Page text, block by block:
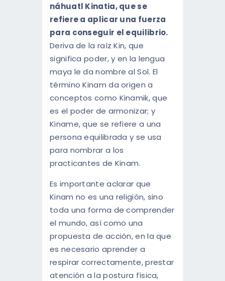
náhuatl Kinatia, que se
refiere a aplicar una fuerza
para conseguir el equilibrio.
Deriva de la raíz Kin, que
significa poder, y en la lengua
maya le da nombre al Sol. El
término Kinam da origen a
conceptos como Kinamik, que
es el poder de armonizar; y
Kiname, que se refiere a una
persona equilibrada y se usa
para nombrar a los
practicantes de Kinam.
Es importante aclarar que
Kinam no es una religión, sino
toda una forma de comprender
el mundo, así como una
propuesta de acción, en la que
es necesario aprender a
respirar correctamente, prestar
atención a la postura física,